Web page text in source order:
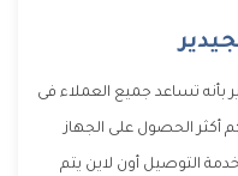
بأنه تساعد جميع العملاء فى
الحصول على الجهاز
التوصيل أون لاين يتم